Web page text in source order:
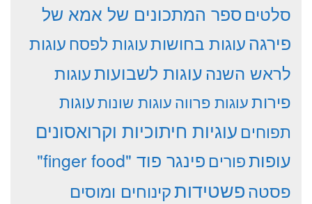
סלטים ספר המתכונים של אמא של
פירגהעוגות בחושותעוגות לפסח עוגות
לראש השנהעוגות לשבועותעוגות
פירותעוגות פרווהעוגות שונותעוגות
תפוחים עוגיות חיתוכיות וקרואסונים
עופותפורים פינגר פוד "finger food"
פסטהפשטידותקינוחים ומוסים